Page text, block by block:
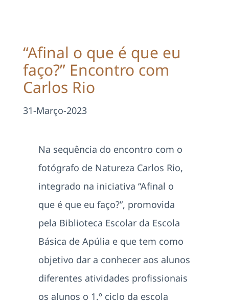
Área Reservada
“Afinal o que é que eu
faço?” Encontro com
Carlos Rio
31-Março-2023
Na sequência do encontro com o
fotógrafo de Natureza Carlos Rio,
integrado na iniciativa “Afinal o
que é que eu faço?”, promovida
pela Biblioteca Escolar da Escola
Básica de Apúlia e que tem como
objetivo dar a conhecer aos alunos
diferentes atividades profissionais
os alunos o 1.º ciclo da escola